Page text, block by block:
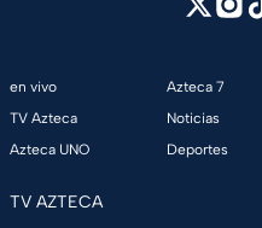
en vivo
TV Azteca
Azteca UNO
Azteca 7
Noticias
Deportes
TV AZTECA